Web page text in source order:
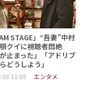
STAGE」“吾妻”中村
クイに視聴者悶絶
が止まった」「アドリブ
どうしよう」
11:08 エンタメ